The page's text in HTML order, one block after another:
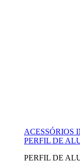
ACESSÓRIOS
PERFIL DE
PERFIL DE